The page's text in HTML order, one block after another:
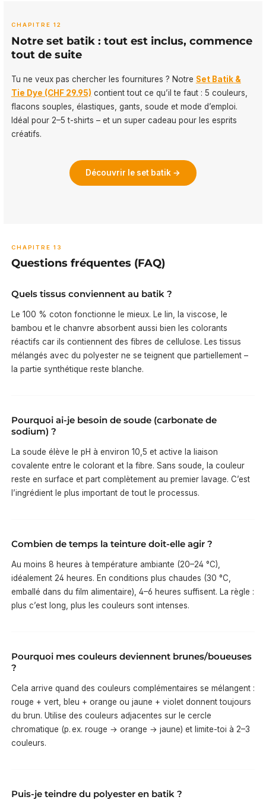
CHAPITRE 12
Notre set batik : tout est inclus, commence
tout de suite
Tu ne veux pas chercher les fournitures ? Notre Set Batik &
Tie Dye (CHF 29.95) contient tout ce qu’il te faut : 5 couleurs,
flacons souples, élastiques, gants, soude et mode d’emploi.
Idéal pour 2–5 t-shirts – et un super cadeau pour les esprits
créatifs.
Découvrir le set batik →
CHAPITRE 13
Questions fréquentes (FAQ)
Quels tissus conviennent au batik ?
Le 100 % coton fonctionne le mieux. Le lin, la viscose, le
bambou et le chanvre absorbent aussi bien les colorants
réactifs car ils contiennent des fibres de cellulose. Les tissus
mélangés avec du polyester ne se teignent que partiellement –
la partie synthétique reste blanche.
Pourquoi ai-je besoin de soude (carbonate de
sodium) ?
La soude élève le pH à environ 10,5 et active la liaison
covalente entre le colorant et la fibre. Sans soude, la couleur
reste en surface et part complètement au premier lavage. C’est
l’ingrédient le plus important de tout le processus.
Combien de temps la teinture doit-elle agir ?
Au moins 8 heures à température ambiante (20–24 °C),
idéalement 24 heures. En conditions plus chaudes (30 °C,
emballé dans du film alimentaire), 4–6 heures suffisent. La règle :
plus c’est long, plus les couleurs sont intenses.
Pourquoi mes couleurs deviennent brunes/boueuses
?
Cela arrive quand des couleurs complémentaires se mélangent :
rouge + vert, bleu + orange ou jaune + violet donnent toujours
du brun. Utilise des couleurs adjacentes sur le cercle
chromatique (p. ex. rouge → orange → jaune) et limite-toi à 2–3
couleurs.
Puis-je teindre du polyester en batik ?